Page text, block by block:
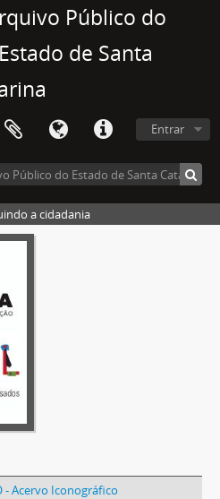
Público do
Estado de Santa
Entrar
a cidadania
- Acervo Iconográfico